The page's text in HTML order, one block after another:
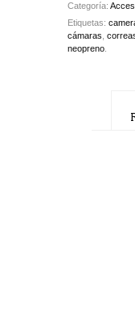
Categoría:
Etiquetas:
cámaras
neopreno